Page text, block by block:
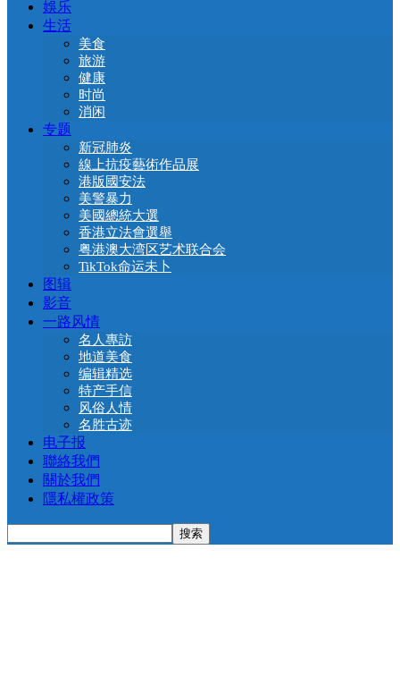
娛乐
生活
美食
旅游
健康
时尚
消闲
专题
新冠肺炎
線上抗疫藝術作品展
港版國安法
美警暴力
美國總統大選
香港立法會選舉
粤港澳大湾区艺术联合会
TikTok命运未卜
图辑
影音
一路风情
名人專訪
地道美食
编辑精选
特产手信
风俗人情
名胜古迹
电子报
聯絡我們
關於我們
隱私權政策